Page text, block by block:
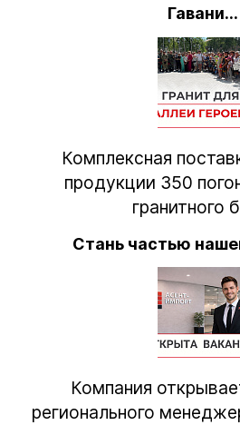
Гавани...
Комплексная
продукции 350
гранитного
Стань частью
Компания
регионального